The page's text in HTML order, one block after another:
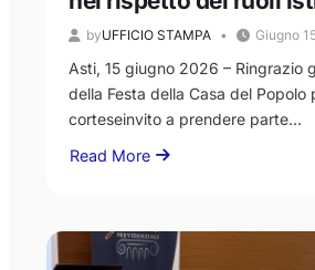
byUFFICIO STAMPA Giugno
Asti, 15 giugno 2026 – Ringrazio
della Festa della Casa del Popolo
corteseinvito a prendere parte…
Read More
about
Livio